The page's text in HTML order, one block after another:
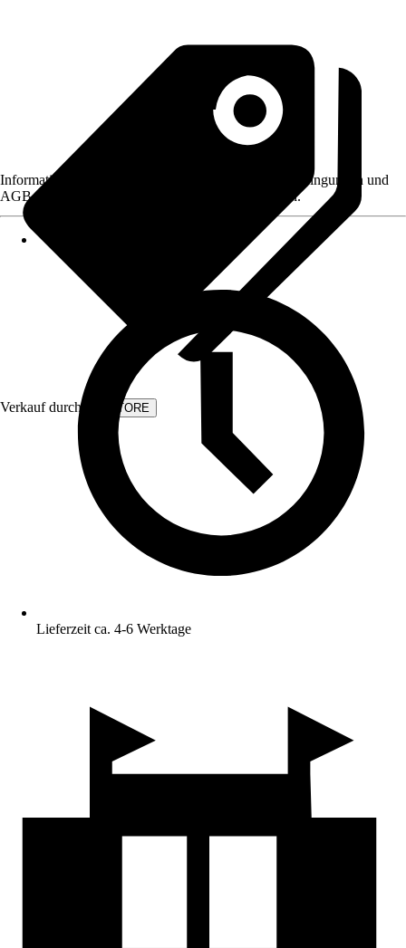
Verkauf durch: KVSTORE
Informationen des Verkäufers, wie z. B. Rückgabebedingungen und
AGB, finden Sie bei Klick auf den Verkäufernamen.
Lieferzeit ca. 4-6 Werktage